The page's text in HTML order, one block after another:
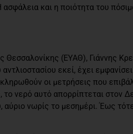
και η ποιότητα του
(ΕΥΑΘ), Γιάννης
εκεί, έχει
οι μετρήσεις που
το νερό αυτό απορρίπτεται στον
νωρίς το μεσημέρι. Έως